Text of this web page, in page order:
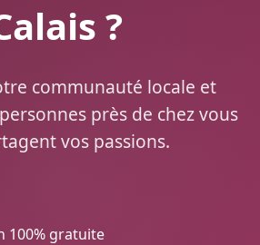
?
communauté locale et
près de chez vous
vos passions.
100% gratuite